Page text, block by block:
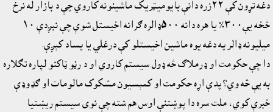
دغه تړون کې ٢٢زره دانې بايوميټريک ماشينونه کاروي چې د بازار له نرخ
څخه يې٣٠٠٪ يا هره دانه ٥٠٠ډالره ګرانه اخيستل شوې چې نېږدې ١٠
ميليونه ډالر په دغه يوه ماشين اخيستلو کې درغلي يا پساد کېږې.
دا چې حکومت او ډرملاګ څه ډول سيستم کاروي او د رڼو ټاکنو لپاره تګلاره
به يې څه وي؟ پدې اړه حکومت او کمېسيون مشکوک مالومات او ګډوډې
خبرې کوي، ملت سره دا پوښتنې اوس هم شته چې نوى سيستم ريښتيا